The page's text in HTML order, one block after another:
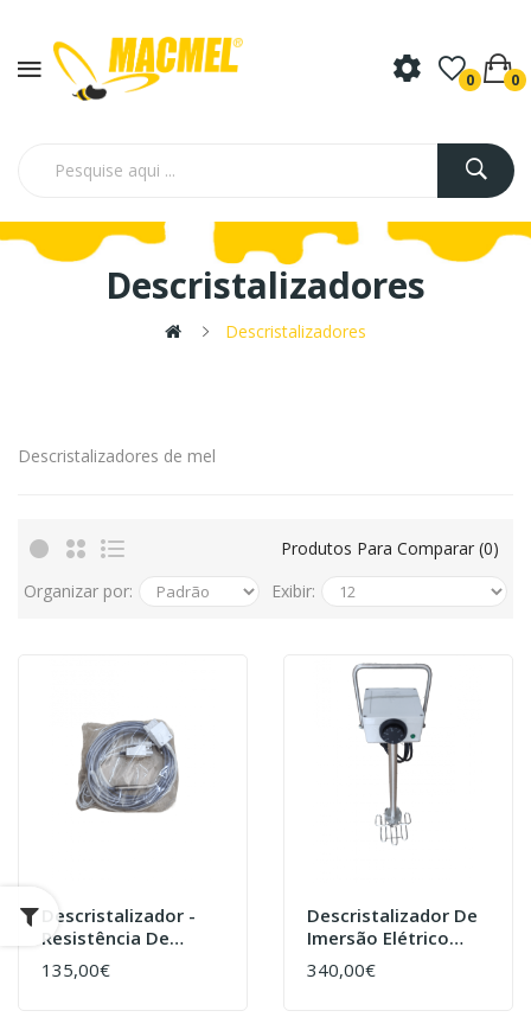
0 0
Descristalizadores
Descristalizadores
Descristalizadores de mel
Produtos Para Comparar (0)
Organizar por:
Exibir:
Descristalizador -
Resistência De
Silicone 7 Metros
135,00€
Descristalizador De
Imersão Elétrico
21cmx60cm
340,00€